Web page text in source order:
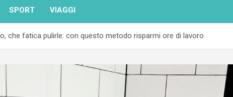
SPORT VIAGGI
che fatica pulirle: con questo metodo risparmi ore di lavoro